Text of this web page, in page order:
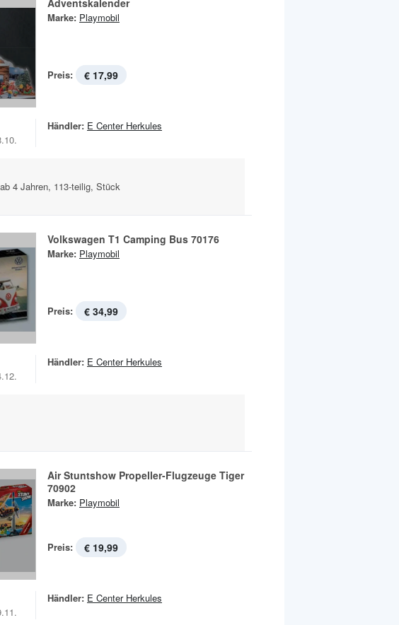
Adventskalender
Marke: Playmobil
Preis: € 17,99
Händler: E Center Herkules
ab 4 Jahren, 113-teilig, Stück
Volkswagen T1 Camping Bus 70176
Marke: Playmobil
Preis: € 34,99
Händler: E Center Herkules
Air Stuntshow Propeller-Flugzeuge Tiger
70902
Marke: Playmobil
Preis: € 19,99
Händler: E Center Herkules